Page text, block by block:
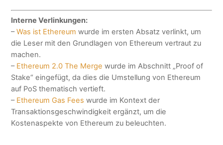
Interne Verlinkungen:
–Was ist Ethereum wurde im ersten Absatz verlinkt, um
die Leser mit den Grundlagen von Ethereum vertraut zu
machen.
– Ethereum 2.0 The Merge wurde im Abschnitt „Proof of
Stake“ eingefügt, da dies die Umstellung von Ethereum
auf PoS thematisch vertieft.
– Ethereum Gas Fees wurde im Kontext der
Transaktionsgeschwindigkeit ergänzt, um die
Kostenaspekte von Ethereum zu beleuchten.